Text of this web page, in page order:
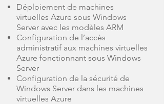
Déploiement de machines
virtuelles Azure sous Windows
Server avec les modèles ARM
Configuration de l’accès
administratif aux machines virtuelles
Azure fonctionnant sous Windows
Server
Configuration de la sécurité de
Windows Server dans les machines
virtuelles Azure